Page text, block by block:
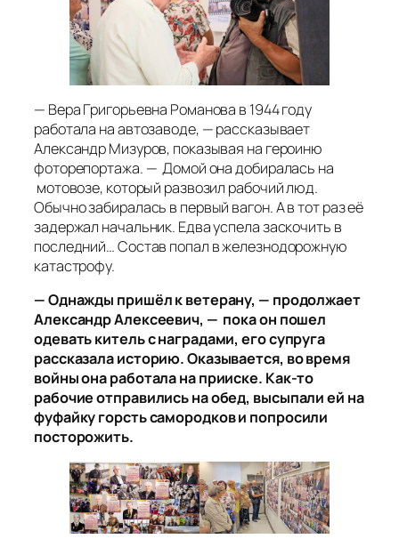
— Вера Григорьевна Романова в 1944 году
работала на автозаводе, — рассказывает
Александр Мизуров, показывая на героиню
фоторепортажа. — Домой она добиралась на
мотовозе, который развозил рабочий люд.
Обычно забиралась в первый вагон. А в тот раз её
задержал начальник. Едва успела заскочить в
последний… Состав попал в железнодорожную
катастрофу.
— Однажды пришёл к ветерану, — продолжает
Александр Алексеевич, — пока он пошел
одевать китель с наградами, его супруга
рассказала историю. Оказывается, во время
войны она работала на прииске. Как-то
рабочие отправились на обед, высыпали ей на
фуфайку горсть самородков и попросили
посторожить.